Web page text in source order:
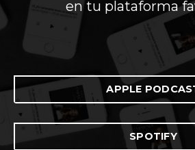
en tu plataforma
APPLE
SPOTIFY